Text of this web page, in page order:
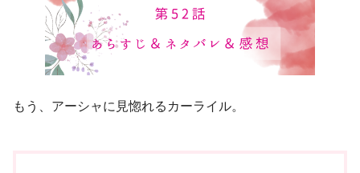
もう、アーシャに見惚れるカーライル。